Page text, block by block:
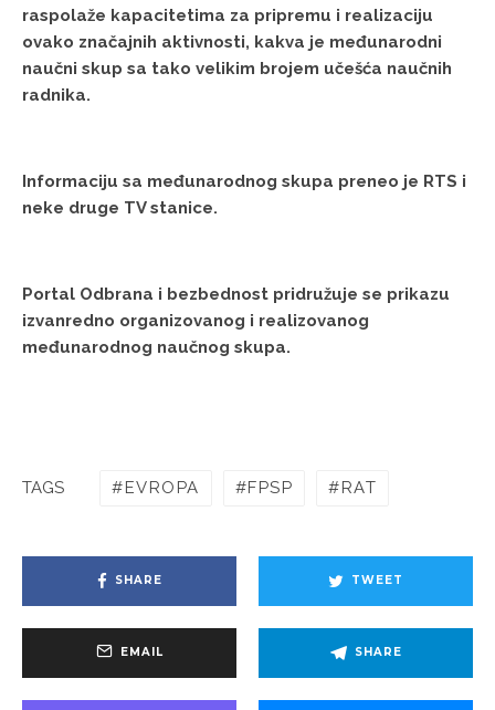
raspolaže kapacitetima za pripremu i realizaciju
ovako značajnih aktivnosti, kakva je međunarodni
naučni skup sa tako velikim brojem učešća naučnih
radnika.
Informaciju sa međunarodnog skupa preneo je RTS i
neke druge TV stanice.
Portal Odbrana i bezbednost pridružuje se prikazu
izvanredno organizovanog i realizovanog
međunarodnog naučnog skupa.
TAGS EVROPA FPSP RAT
SHARE TWEET
EMAIL SHARE